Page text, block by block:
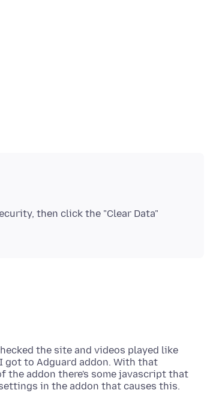
then click the "Clear Data"
the site and videos played like
got to Adguard addon. With that
the addon there's some javascript that
in the addon that causes this.